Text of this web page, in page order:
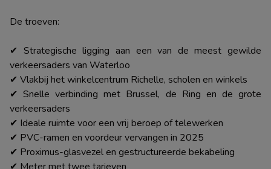
De troeven:
✔ Strategische ligging aan een van de meest gewilde
verkeersaders van Waterloo
✔ Vlakbij het winkelcentrum Richelle, scholen en winkels
✔ Snelle verbinding met Brussel, de Ring en de grote
verkeersaders
✔ Ideale ruimte voor een vrij beroep of telewerken
✔ PVC-ramen en voordeur vervangen in 2025
✔ Proximus-glasvezel en gestructureerde bekabeling